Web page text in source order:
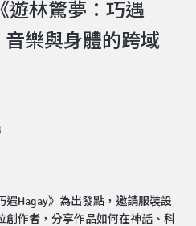
遊林驚夢：巧遇
音樂與身體的跨域
遇Hagay》為出發點，邀請服裝設
創作者，分享作品如何在神話、科